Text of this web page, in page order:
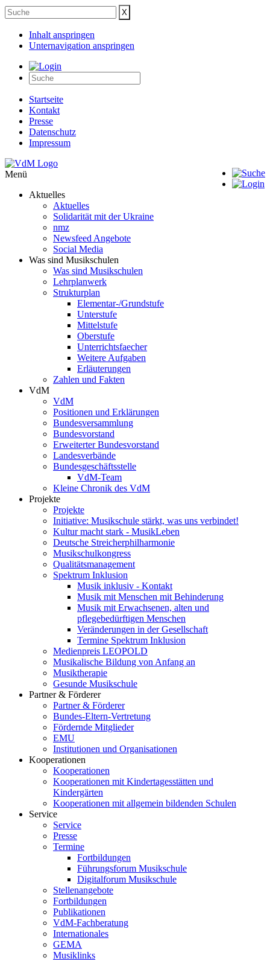
Inhalt anspringen
Unternavigation anspringen
Startseite
Kontakt
Presse
Datenschutz
Impressum
Menü
Aktuelles
Aktuelles
Solidarität mit der Ukraine
nmz
Newsfeed Angebote
Social Media
Was sind Musikschulen
Was sind Musikschulen
Lehrplanwerk
Strukturplan
Elementar-/Grundstufe
Unterstufe
Mittelstufe
Oberstufe
Unterrichtsfaecher
Weitere Aufgaben
Erläuterungen
Zahlen und Fakten
VdM
VdM
Positionen und Erklärungen
Bundesversammlung
Bundesvorstand
Erweiterter Bundesvorstand
Landesverbände
Bundesgeschäftsstelle
VdM-Team
Kleine Chronik des VdM
Projekte
Projekte
Initiative: Musikschule stärkt, was uns verbindet!
Kultur macht stark - MusikLeben
Deutsche Streicherphilharmonie
Musikschulkongress
Qualitätsmanagement
Spektrum Inklusion
Musik inklusiv - Kontakt
Musik mit Menschen mit Behinderung
Musik mit Erwachsenen, alten und
pflegebedürftigen Menschen
Veränderungen in der Gesellschaft
Termine Spektrum Inklusion
Medienpreis LEOPOLD
Musikalische Bildung von Anfang an
Musiktherapie
Gesunde Musikschule
Partner & Förderer
Partner & Förderer
Bundes-Eltern-Vertretung
Fördernde Mitglieder
EMU
Institutionen und Organisationen
Kooperationen
Kooperationen
Kooperationen mit Kindertagesstätten und
Kindergärten
Kooperationen mit allgemein bildenden Schulen
Service
Service
Presse
Termine
Fortbildungen
Führungsforum Musikschule
Digitalforum Musikschule
Stellenangebote
Fortbildungen
Publikationen
VdM-Fachberatung
Internationales
GEMA
Musiklinks